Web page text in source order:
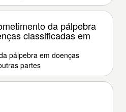
da pálpebra
classificadas em
pálpebra em doenças
partes